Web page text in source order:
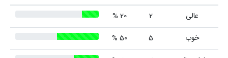
عالی
2
20 %
خوب
5
50 %